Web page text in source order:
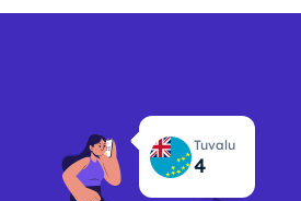
Tuvalu
4